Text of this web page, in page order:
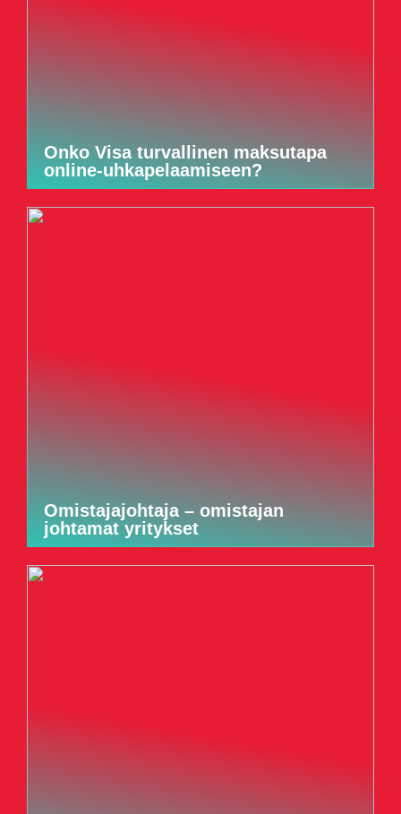
Onko Visa turvallinen maksutapa
online-uhkapelaamiseen?
Omistajajohtaja – omistajan
johtamat yritykset